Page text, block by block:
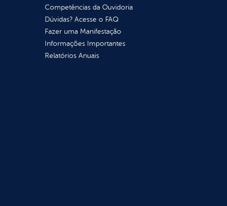
Competências da Ouvidoria
Dúvidas? Acesse o FAQ
Fazer uma Manifestação
Informações Importantes
Relatórios Anuais